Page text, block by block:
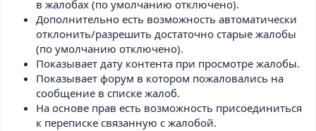
в жалобах (по умолчанию отключено).
Дополнительно есть возможность автоматически
отклонить/разрешить достаточно старые жалобы
(по умолчанию отключено).
Показывает дату контента при просмотре жалобы.
Показывает форум в котором пожаловались на
сообщение в списке жалоб.
На основе прав есть возможность присоединиться
к переписке связанную с жалобой.